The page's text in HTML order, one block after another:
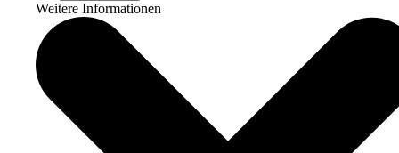
Weitere Informationen